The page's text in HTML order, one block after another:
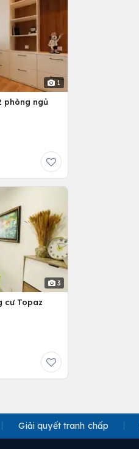
1
phòng ngủ
3
cư Topaz
Giải quyết tranh chấp